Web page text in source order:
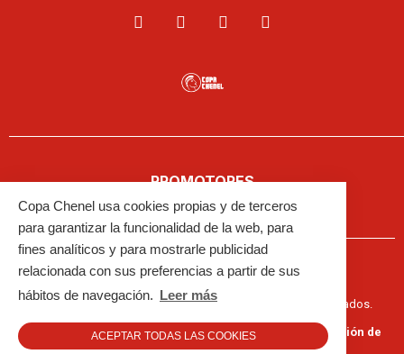
Copa Chenel usa cookies propias y de terceros
para garantizar la funcionalidad de la web, para
fines analíticos y para mostrarle publicidad
relacionada con sus preferencias a partir de sus
hábitos de navegación. Leer más
ACEPTAR TODAS LAS COOKIES
PROMOTORES
© 2023 Fundación Toro de Lidia. Todos los derechos reservados.
•Política de Privacidad•Política de Protección de